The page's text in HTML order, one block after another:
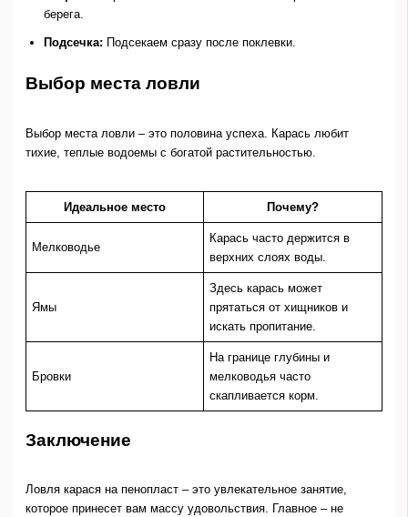
берега.
Подсечка: Подсекаем сразу после поклевки.
Выбор места ловли
Выбор места ловли – это половина успеха. Карась любит
тихие, теплые водоемы с богатой растительностью.
Идеальное место Почему?
Мелководье
Карась часто держится в
верхних слоях воды.
Ямы
Здесь карась может
прятаться от хищников и
искать пропитание.
Бровки
На границе глубины и
мелководья часто
скапливается корм.
Заключение
Ловля карася на пенопласт – это увлекательное занятие,
которое принесет вам массу удовольствия. Главное – не